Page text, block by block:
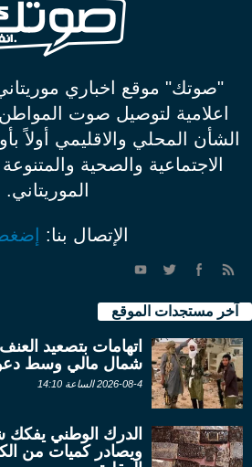
"صوتك" موقع اخباري
اعلامية لتوصيل صوت المواطن
الشأن المحلي والاقليمي أولاً
الاجتماعية والصحية
الموريتاني.
الإتصال بنا:
آخر مستجدات الموقع
اتهامات بتصعيد
شمال مالي وسط
2026-08-4 الساعة 14:10
الدرك الوطني يفكك
ويصادر كميات من